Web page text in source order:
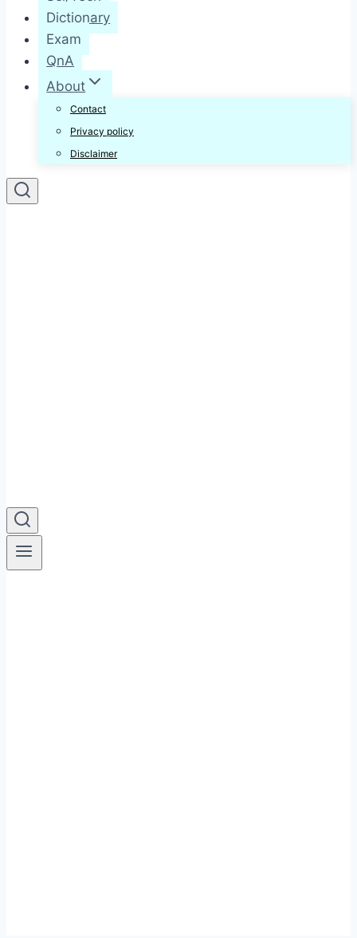
Dictionary
Exam
QnA
About
Contact
Privacy policy
Disclaimer